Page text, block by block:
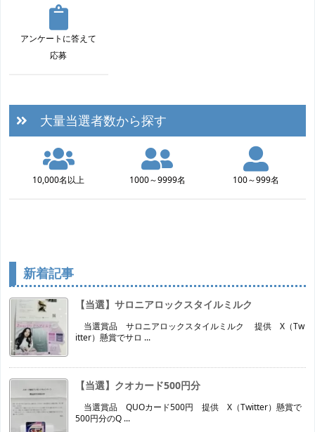
アンケートに答えて
応募
大量当選者数から探す
10,000名以上 1000～9999名 100～999名
新着記事
【当選】サロニアロックスタイルミルク
当選賞品 サロニアロックスタイルミルク 提供 X（Tw
itter）懸賞でサロ ...
【当選】クオカード500円分
当選賞品 QUOカード500円 提供 X（Twitter）懸賞で
500円分のQ ...